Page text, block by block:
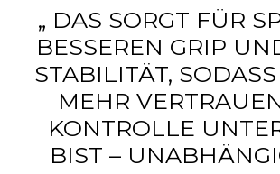
„ DAS SORGT FÜR
BESSEREN GRIP
STABILITÄT,
MEHR
KONTROLLE
BIST –